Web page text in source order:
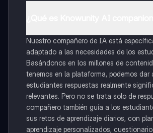
Nuestro compañero de IA está
adaptado a las necesidades de los
Basándonos en los millones de
tenemos en la plataforma, podemos dar
estudiantes respuestas realmente
relevantes. Pero no se trata solo de
compañero también guía a los
sus retos de aprendizaje diarios, con
aprendizaje personalizados,